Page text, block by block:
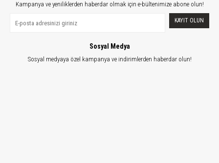
Kampanya ve yeniliklerden haberdar olmak için e-bültenimize abone olun!
KAYIT OLUN
Sosyal Medya
Sosyal medyaya özel kampanya ve indirimlerden haberdar olun!